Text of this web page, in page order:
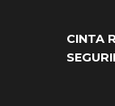
CINTA